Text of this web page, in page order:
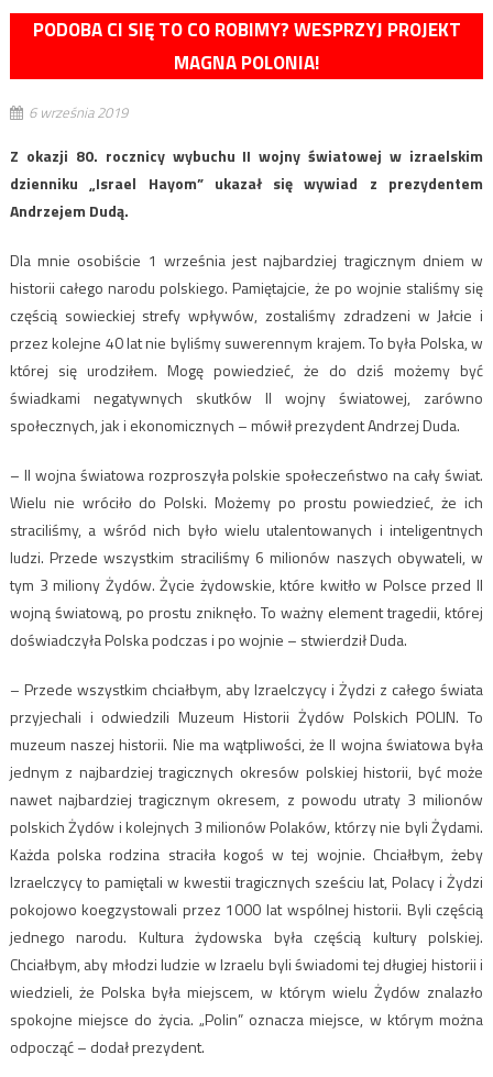
PODOBA CI SIĘ TO CO ROBIMY? WESPRZYJ PROJEKT
MAGNA POLONIA!
6 września 2019
Z okazji 80. rocznicy wybuchu II wojny światowej w izraelskim
dzienniku „Israel Hayom” ukazał się wywiad z prezydentem
Andrzejem Dudą.
Dla mnie osobiście 1 września jest najbardziej tragicznym dniem w
historii całego narodu polskiego. Pamiętajcie, że po wojnie staliśmy się
częścią sowieckiej strefy wpływów, zostaliśmy zdradzeni w Jałcie i
przez kolejne 40 lat nie byliśmy suwerennym krajem. To była Polska, w
której się urodziłem. Mogę powiedzieć, że do dziś możemy być
świadkami negatywnych skutków II wojny światowej, zarówno
społecznych, jak i ekonomicznych – mówił prezydent Andrzej Duda.
– II wojna światowa rozproszyła polskie społeczeństwo na cały świat.
Wielu nie wróciło do Polski. Możemy po prostu powiedzieć, że ich
straciliśmy, a wśród nich było wielu utalentowanych i inteligentnych
ludzi. Przede wszystkim straciliśmy 6 milionów naszych obywateli, w
tym 3 miliony Żydów. Życie żydowskie, które kwitło w Polsce przed II
wojną światową, po prostu zniknęło. To ważny element tragedii, której
doświadczyła Polska podczas i po wojnie – stwierdził Duda.
– Przede wszystkim chciałbym, aby Izraelczycy i Żydzi z całego świata
przyjechali i odwiedzili Muzeum Historii Żydów Polskich POLIN. To
muzeum naszej historii. Nie ma wątpliwości, że II wojna światowa była
jednym z najbardziej tragicznych okresów polskiej historii, być może
nawet najbardziej tragicznym okresem, z powodu utraty 3 milionów
polskich Żydów i kolejnych 3 milionów Polaków, którzy nie byli Żydami.
Każda polska rodzina straciła kogoś w tej wojnie. Chciałbym, żeby
Izraelczycy to pamiętali w kwestii tragicznych sześciu lat, Polacy i Żydzi
pokojowo koegzystowali przez 1000 lat wspólnej historii. Byli częścią
jednego narodu. Kultura żydowska była częścią kultury polskiej.
Chciałbym, aby młodzi ludzie w Izraelu byli świadomi tej długiej historii i
wiedzieli, że Polska była miejscem, w którym wielu Żydów znalazło
spokojne miejsce do życia. „Polin” oznacza miejsce, w którym można
odpocząć – dodał prezydent.